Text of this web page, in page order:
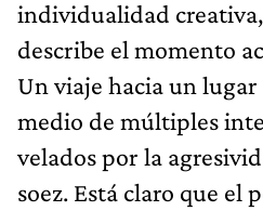
individualidad creativa,
describe el momento
Un viaje hacia un
medio de múltiples
velados por la
soez. Está claro que el